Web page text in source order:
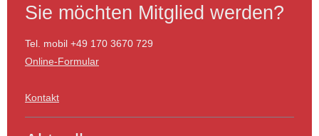
Sie möchten Mitglied werden?
Tel. mobil +49 170 3670 729
Online-Formular
Kontakt